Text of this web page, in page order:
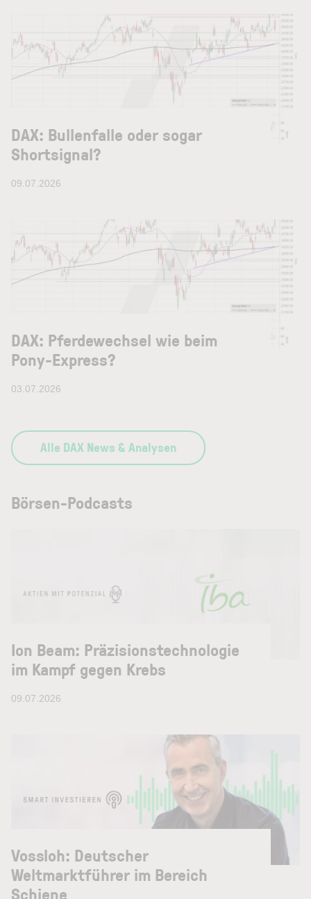
DAX: Bullenfalle oder sogar
Shortsignal?
09.07.2026
DAX: Pferdewechsel wie beim
Pony-Express?
03.07.2026
Alle DAX News & Analysen
Börsen-Podcasts
Ion Beam: Präzisionstechnologie
im Kampf gegen Krebs
09.07.2026
Vossloh: Deutscher
Weltmarktführer im Bereich
Schiene